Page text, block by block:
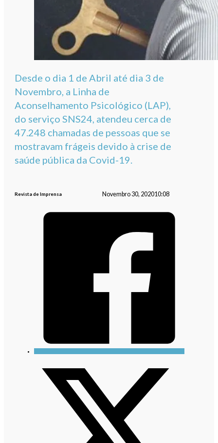
Desde o dia 1 de Abril até dia 3 de
Novembro, a Linha de
Aconselhamento Psicológico (LAP),
do serviço SNS24, atendeu cerca de
47.248 chamadas de pessoas que se
mostravam frágeis devido à crise de
saúde pública da Covid-19.
Revista de Imprensa Novembro 30, 202010:08